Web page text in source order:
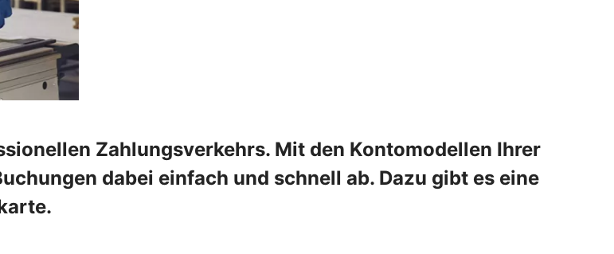
Zahlungsverkehrs. Mit den Kontomodellen Ihrer
dabei einfach und schnell ab. Dazu gibt es eine